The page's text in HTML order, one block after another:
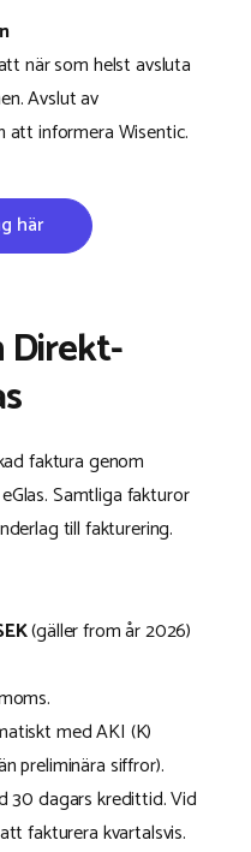
när som helst avsluta
Avslut av
att informera Wisentic.
här
Direkt­
faktura genom
Samtliga fakturor
till fakturering.
(gäller from år 2026)
med AKI (K)
preliminära siffror).
30 dagars kredittid. Vid
fakturera kvartalsvis.